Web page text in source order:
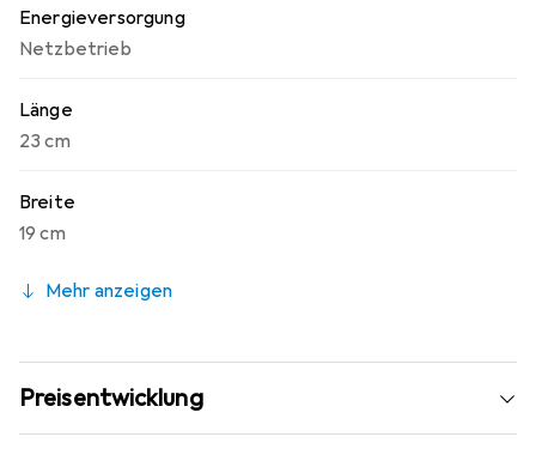
Energieversorgung
Netzbetrieb
Länge
23 cm
Breite
19 cm
Mehr anzeigen
Preisentwicklung